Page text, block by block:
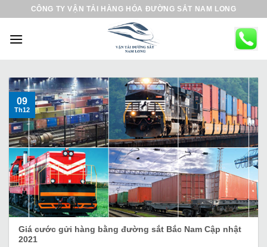
CÔNG TY VẬN TẢI HÀNG HÓA ĐƯỜNG SẮT NAM LONG
Giá cước gửi hàng bằng đường sắt Bắc Nam Cập nhật
2021
09
Th12